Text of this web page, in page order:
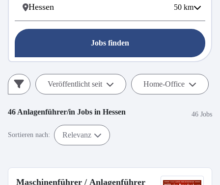
50 km
Jobs finden
Veröffentlicht seit Home-Office
46 Anlagenführer/in Jobs in Hessen 46 Jobs
Sortieren nach: Relevanz
Maschinenführer / Anlagenführer